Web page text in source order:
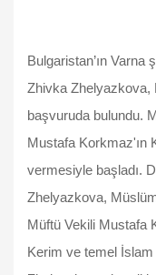
Bulgaristan’ın Varna
Zhivka Zhelyazkova,
başvuruda bulundu.
Mustafa Korkmaz'ın
vermesiyle başladı.
Zhelyazkova,
Müftü Vekili Mustafa
Kerim ve temel İslam